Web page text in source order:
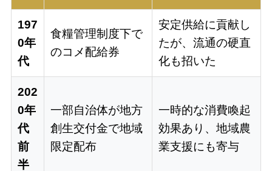
197
0年
代
食糧管理制度下で
のコメ配給券
安定供給に貢献し
たが、流通の硬直
化も招いた
202
0年
代
前
半
一部自治体が地方
創生交付金で地域
限定配布
一時的な消費喚起
効果あり、地域農
業支援にも寄与